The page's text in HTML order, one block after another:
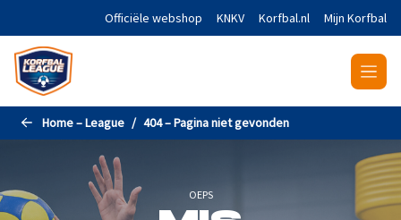
Naar de hoofdinhoud gaanOfficiële webshop KNKV Korfbal.nl Mijn Korfbal
Home – League 404 – Pagina niet gevonden
OEPS